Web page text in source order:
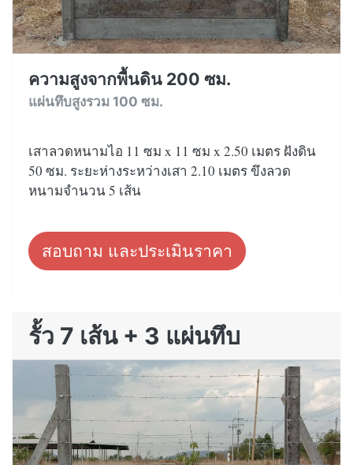
ความสูงจากพื้นดิน 200 ซม.
แผ่นทึบสูงรวม 100 ซม.
เสาลวดหนามไอ 11 ซม x 11 ซม x 2.50 เมตร ฝังดิน
50 ซม. ระยะห่างระหว่างเสา 2.10 เมตร ขึงลวด
หนามจำนวน 5 เส้น
สอบถาม และประเมินราคา
รั้ว 7 เส้น + 3 แผ่นทึบ